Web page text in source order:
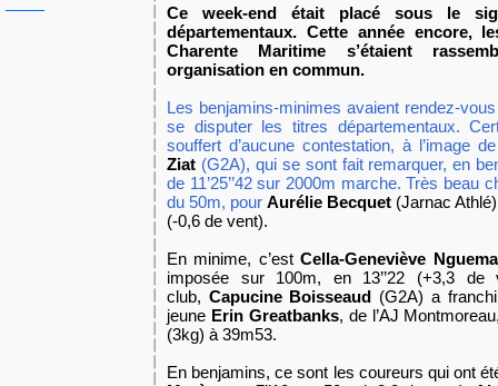
Ce week-end était placé sous le
départementaux. Cette année encore,
Charente Maritime s’étaient
organisation en commun.
Les benjamins-minimes avaient rendez-
se disputer les titres départementaux.
souffert d’aucune contestation, à l’image
Ziat (G2A), qui se sont fait remarquer, en
de 11’25’’42 sur 2000m marche. Très beau
du 50m, pour Aurélie Becquet (Jarnac
(-0,6 de vent).
En minime, c’estCella-Geneviève
imposée sur 100m, en 13’’22 (+3,3
club, Capucine Boisseaud (G2A) a
jeune Erin Greatbanks, de l’AJ
(3kg) à 39m53.
En benjamins, ce sont les coureurs qui ont